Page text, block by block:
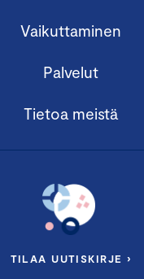
Vaikuttaminen
Palvelut
Tietoa meistä
TILAA UUTISKIRJE ›